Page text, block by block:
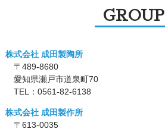
GROUP
株式会社 成田製陶所
〒489-8680
愛知県瀬戸市道泉町70
TEL： 0561-82-6138
株式会社 成田製作所
〒613-0035